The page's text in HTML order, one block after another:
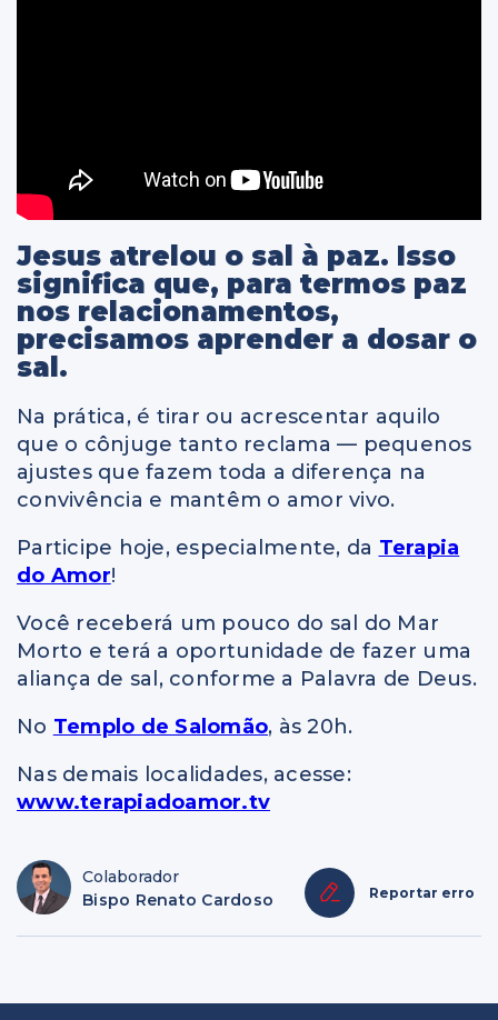
Jesus atrelou o sal à paz. Isso
significa que, para termos paz
nos relacionamentos,
precisamos aprender a dosar o
sal.
Na prática, é tirar ou acrescentar aquilo
que o cônjuge tanto reclama — pequenos
ajustes que fazem toda a diferença na
convivência e mantêm o amor vivo.
Participe hoje, especialmente, da Terapia
do Amor!
Você receberá um pouco do sal do Mar
Morto e terá a oportunidade de fazer uma
aliança de sal, conforme a Palavra de Deus.
No Templo de Salomão, às 20h.
Nas demais localidades, acesse:
www.terapiadoamor.tv
Colaborador
Bispo Renato Cardoso
Reportar erro